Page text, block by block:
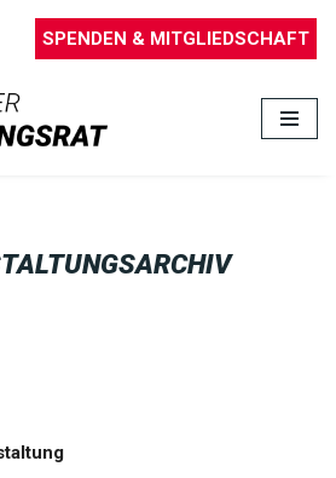
SPENDEN & MITGLIEDSCHAFT